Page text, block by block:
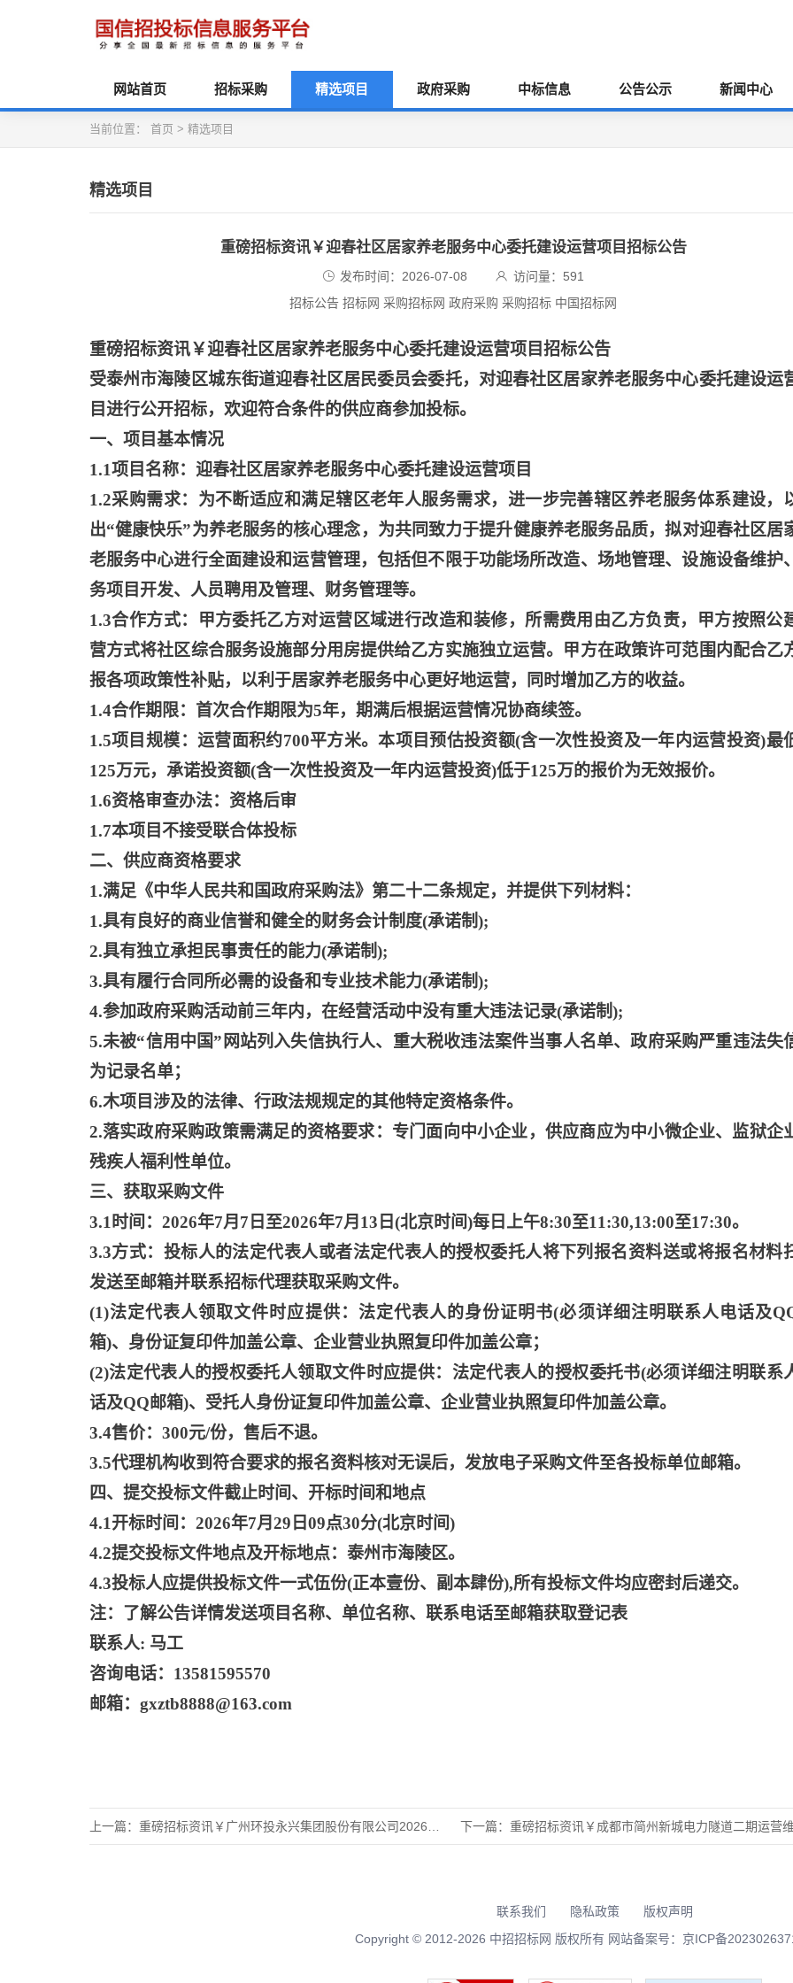
网站首页 招标采购 精选项目 政府采购 中标信息 公告公示 新闻中心
当前位置： 首页 > 精选项目
精选项目
重磅招标资讯￥迎春社区居家养老服务中心委托建设运营项目招标公告
发布时间：2026-07-08 访问量： 591
招标公告 招标网 采购招标网 政府采购 采购招标 中国招标网
重磅招标资讯￥迎春社区居家养老服务中心委托建设运营项目招标公告
受泰州市海陵区城东街道迎春社区居民委员会委托，对迎春社区居家养老服务中心委托建设运
目进行公开招标，欢迎符合条件的供应商参加投标。
一、项目基本情况
1.1项目名称：迎春社区居家养老服务中心委托建设运营项目
1.2采购需求：为不断适应和满足辖区老年人服务需求，进一步完善辖区养老服务体系建设，
出“健康快乐”为养老服务的核心理念，为共同致力于提升健康养老服务品质，拟对迎春社区居
老服务中心进行全面建设和运营管理，包括但不限于功能场所改造、场地管理、设施设备维护
务项目开发、人员聘用及管理、财务管理等。
1.3合作方式：甲方委托乙方对运营区域进行改造和装修，所需费用由乙方负责，甲方按照公
营方式将社区综合服务设施部分用房提供给乙方实施独立运营。甲方在政策许可范围内配合乙
报各项政策性补贴，以利于居家养老服务中心更好地运营，同时增加乙方的收益。
1.4合作期限：首次合作期限为5年，期满后根据运营情况协商续签。
1.5项目规模：运营面积约700平方米。本项目预估投资额(含一次性投资及一年内运营投资)最
125万元，承诺投资额(含一次性投资及一年内运营投资)低于125万的报价为无效报价。
1.6资格审查办法：资格后审
1.7本项目不接受联合体投标
二、供应商资格要求
1.满足《中华人民共和国政府采购法》第二十二条规定，并提供下列材料：
1.具有良好的商业信誉和健全的财务会计制度(承诺制);
2.具有独立承担民事责任的能力(承诺制);
3.具有履行合同所必需的设备和专业技术能力(承诺制);
4.参加政府采购活动前三年内，在经营活动中没有重大违法记录(承诺制);
5.未被“信用中国”网站列入失信执行人、重大税收违法案件当事人名单、政府采购严重违法失
为记录名单；
6.木项目涉及的法律、行政法规规定的其他特定资格条件。
2.落实政府采购政策需满足的资格要求：专门面向中小企业，供应商应为中小微企业、监狱企
残疾人福利性单位。
三、获取采购文件
3.1时间：2026年7月7日至2026年7月13日(北京时间)每日上午8:30至11:30,13:00至17:30。
3.3方式：投标人的法定代表人或者法定代表人的授权委托人将下列报名资料送或将报名材料
发送至邮箱并联系招标代理获取采购文件。
(1)法定代表人领取文件时应提供：法定代表人的身份证明书(必须详细注明联系人电话及
箱)、身份证复印件加盖公章、企业营业执照复印件加盖公章；
(2)法定代表人的授权委托人领取文件时应提供：法定代表人的授权委托书(必须详细注明联系
话及QQ邮箱)、受托人身份证复印件加盖公章、企业营业执照复印件加盖公章。
3.4售价：300元/份，售后不退。
3.5代理机构收到符合要求的报名资料核对无误后，发放电子采购文件至各投标单位邮箱。
四、提交投标文件截止时间、开标时间和地点
4.1开标时间：2026年7月29日09点30分(北京时间)
4.2提交投标文件地点及开标地点：泰州市海陵区。
4.3投标人应提供投标文件一式伍份(正本壹份、副本肆份),所有投标文件均应密封后递交。
注：了解公告详情发送项目名称、单位名称、联系电话至邮箱获取登记表
联系人: 马工
咨询电话： 13581595570
邮箱： gxztb8888@163.com
上一篇： 重磅招标资讯￥广州环投永兴集团股份有限公司2026年—202 下一篇：重磅招标资讯￥成都市简州新城电力隧道二期运营维护服务招标公
联系我们 隐私政策
版权声明
Copyright © 2012-2026 中招招标网 版权所有 网站备案号： 京ICP备